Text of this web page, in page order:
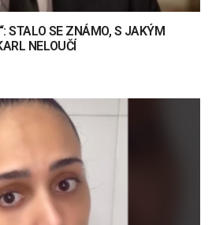
STALO SE ZNÁMO, S JAKÝM
NELOUČÍ